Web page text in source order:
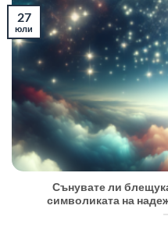
Сънувате ли
символиката на
27
юли